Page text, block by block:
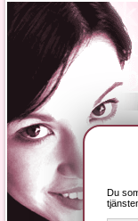
Du